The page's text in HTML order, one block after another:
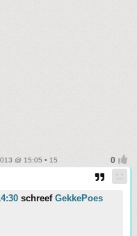
@ 15:05 • 15
schreef GekkePoes